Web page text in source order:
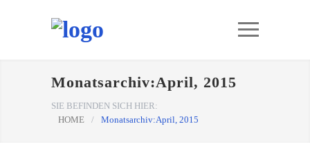
Monatsarchiv:April, 2015
SIE BEFINDEN SICH HIER:
HOME
/ Monatsarchiv:April, 2015